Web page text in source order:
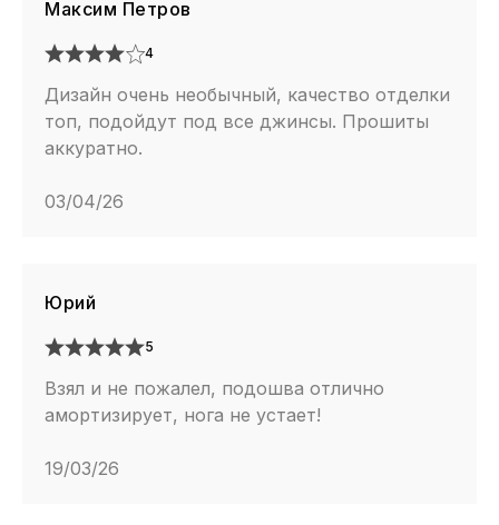
Максим Петров
4
Дизайн очень необычный, качество отделки
топ, подойдут под все джинсы. Прошиты
аккуратно.
03/04/26
Юрий
5
Взял и не пожалел, подошва отлично
амортизирует, нога не устает!
19/03/26